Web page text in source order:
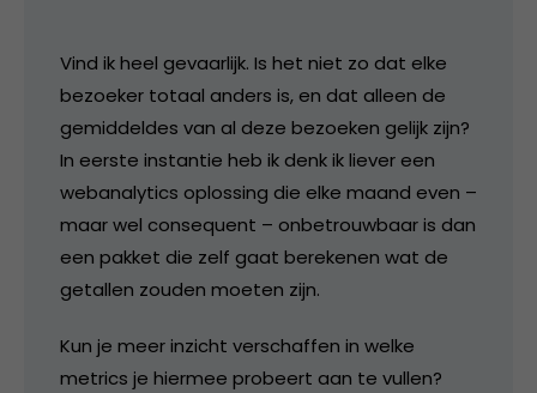
Vind ik heel gevaarlijk. Is het niet zo dat elke
bezoeker totaal anders is, en dat alleen de
gemiddeldes van al deze bezoeken gelijk zijn?
In eerste instantie heb ik denk ik liever een
webanalytics oplossing die elke maand even –
maar wel consequent – onbetrouwbaar is dan
een pakket die zelf gaat berekenen wat de
getallen zouden moeten zijn.
Kun je meer inzicht verschaffen in welke
metrics je hiermee probeert aan te vullen?